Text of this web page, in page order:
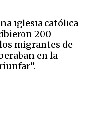
iglesia católica
200
migrantes de
en la